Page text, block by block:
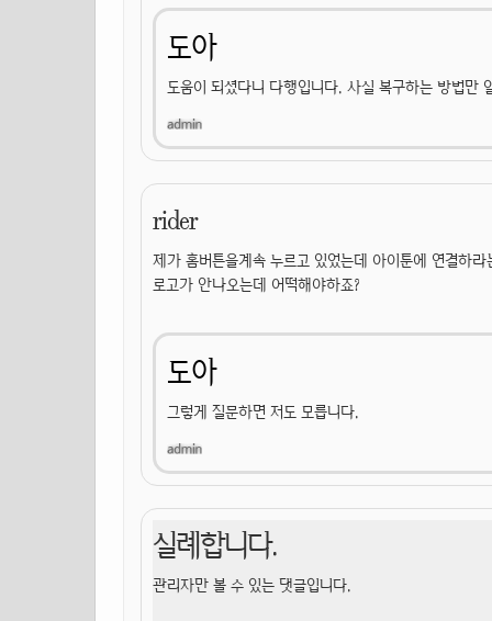
도아
도움이 되셨다니 다행입니다. 사실 복구하는 방법만
rider
제가 홈버튼을계속 누르고 있었는데 아이툰에 연결하라
로고가 안나오는데 어떡해야하죠?
도아
그렇게 질문하면 저도 모릅니다.
실례합니다.
관리자만 볼 수 있는 댓글입니다.